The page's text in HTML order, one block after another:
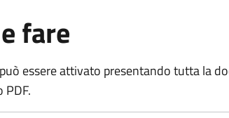
fare
essere attivato presentando tutta la